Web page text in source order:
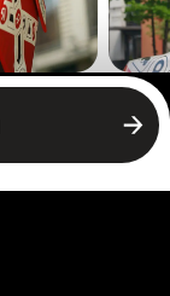
Россия